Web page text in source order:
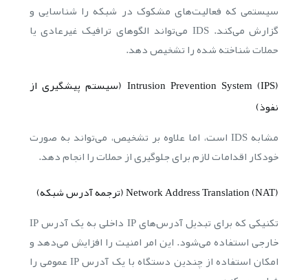
سیستمی که فعالیت‌های مشکوک در شبکه را شناسایی و
گزارش می‌کند. IDS می‌تواند الگوهای ترافیک غیرعادی یا
حملات شناخته شده را تشخیص دهد.
Intrusion Prevention System (IPS) (سیستم پیشگیری از
نفوذ)
مشابه IDS است، اما علاوه بر تشخیص، می‌تواند به صورت
خودکار اقدامات لازم برای جلوگیری از حملات را انجام دهد.
Network Address Translation (NAT) (ترجمه آدرس شبکه)
تکنیکی که برای تبدیل آدرس‌های IP داخلی به یک آدرس IP
خارجی استفاده می‌شود. این امر امنیت را افزایش می‌دهد و
امکان استفاده از چندین دستگاه با یک آدرس IP عمومی را